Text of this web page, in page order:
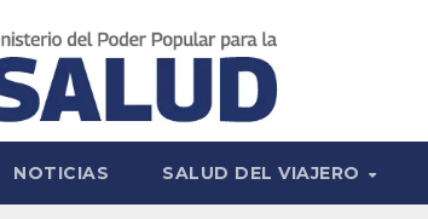
NOTICIAS SALUD DEL VIAJERO